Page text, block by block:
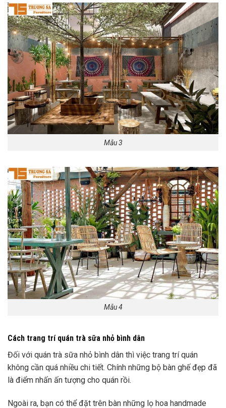
Mẫu 3
Mẫu 4
Cách trang trí quán trà sữa nhỏ bình dân
Đối với quán trà sữa nhỏ bình dân thì việc trang trí quán
không cần quá nhiều chi tiết. Chính những bộ bàn ghế đẹp đã
là điểm nhấn ấn tượng cho quán rồi.
Ngoài ra, bạn có thể đặt trên bàn những lọ hoa handmade